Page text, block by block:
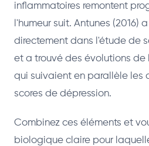
inflammatoires remontent
l'humeur suit. Antunes (2016)
directement dans l'étude de
et a trouvé des évolutions de
qui suivaient en parallèle les
scores de dépression.
Combinez ces éléments et
biologique claire pour